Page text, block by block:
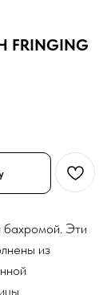
FRINGING
бахромой. Эти
из